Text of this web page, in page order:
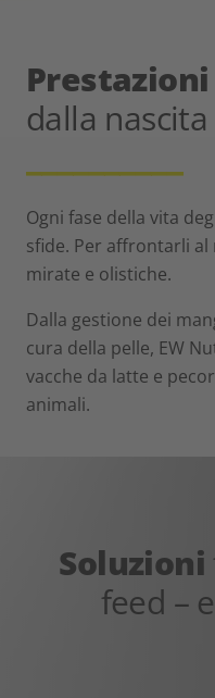
dalla
Ogni fase della vita
sfide. Per affrontarli
mirate e olistiche.
Dalla gestione dei
cura della pelle, EW
vacche da latte e
animali.
Soluzioni
feed –